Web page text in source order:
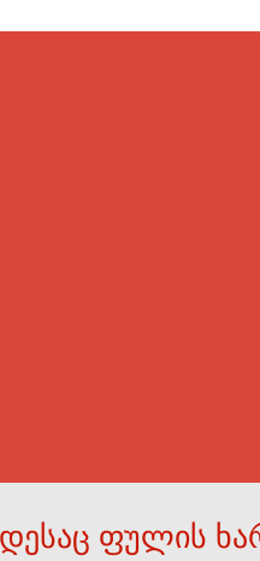
ფულის